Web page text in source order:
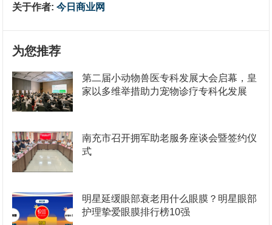
关于作者:今日商业网
为您推荐
第二届小动物兽医专科发展大会启幕，皇
家以多维举措助力宠物诊疗专科化发展
南充市召开拥军助老服务座谈会暨签约仪
式
明星延缓眼部衰老用什么眼膜？明星眼部
护理挚爱眼膜排行榜10强